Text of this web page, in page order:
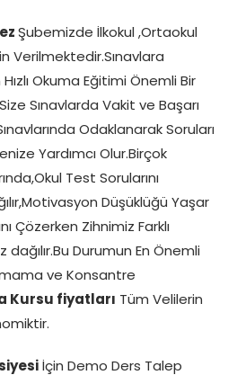
Şubemizde İlkokul ,Ortaokul
Verilmektedir.Sınavlara
Okuma Eğitimi Önemli Bir
Sınavlarda Vakit ve Başarı
Odaklanarak Soruları
Yardımcı Olur.Birçok
Test Sorularını
Düşüklüğü Yaşar
Çözerken Zihnimiz Farklı
Durumun En Önemli
ve Konsantre
Kursu fiyatları
Tüm Velilerin
İçin Demo Ders Talep